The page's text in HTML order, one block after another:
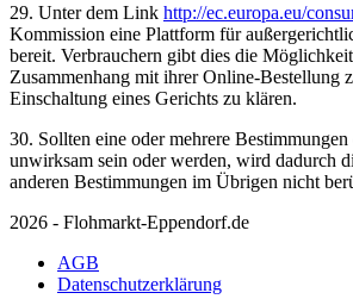
29. Unter dem Link http://ec.europa.eu/
Kommission eine Plattform für
bereit. Verbrauchern gibt dies die
Zusammenhang mit ihrer Online-Bestellung
Einschaltung eines Gerichts zu klären.
30. Sollten eine oder mehrere
unwirksam sein oder werden, wird dadurch
anderen Bestimmungen im Übrigen nicht
2026 - Flohmarkt-Eppendorf.de
AGB
Datenschutzerklärung